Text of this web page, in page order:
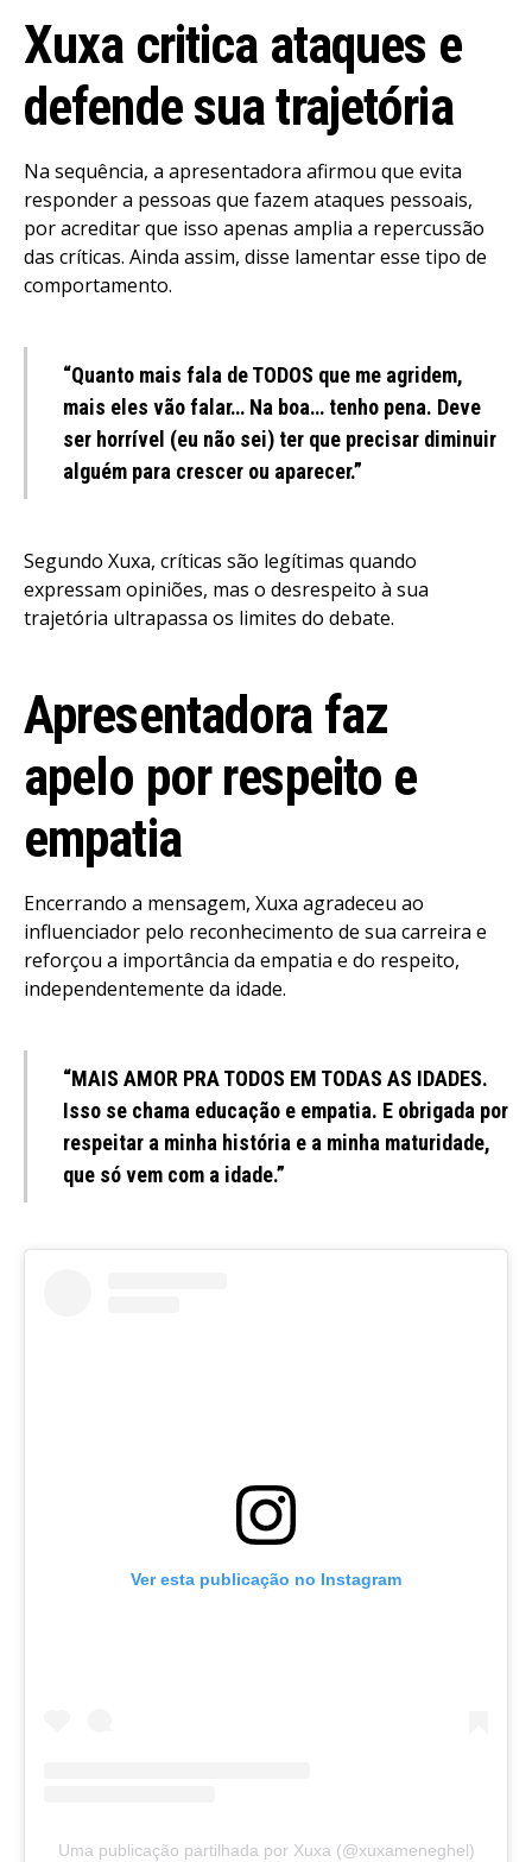
Xuxa critica ataques e
defende sua trajetória
Na sequência, a apresentadora afirmou que evita
responder a pessoas que fazem ataques pessoais,
por acreditar que isso apenas amplia a repercussão
das críticas. Ainda assim, disse lamentar esse tipo de
comportamento.
“Quanto mais fala de TODOS que me agridem,
mais eles vão falar… Na boa… tenho pena. Deve
ser horrível (eu não sei) ter que precisar diminuir
alguém para crescer ou aparecer.”
Segundo Xuxa, críticas são legítimas quando
expressam opiniões, mas o desrespeito à sua
trajetória ultrapassa os limites do debate.
Apresentadora faz
apelo por respeito e
empatia
Encerrando a mensagem, Xuxa agradeceu ao
influenciador pelo reconhecimento de sua carreira e
reforçou a importância da empatia e do respeito,
independentemente da idade.
“MAIS AMOR PRA TODOS EM TODAS AS IDADES.
Isso se chama educação e empatia. E obrigada por
respeitar a minha história e a minha maturidade,
que só vem com a idade.”
Ver esta publicação no Instagram
Uma publicação partilhada por Xuxa (@xuxameneghel)